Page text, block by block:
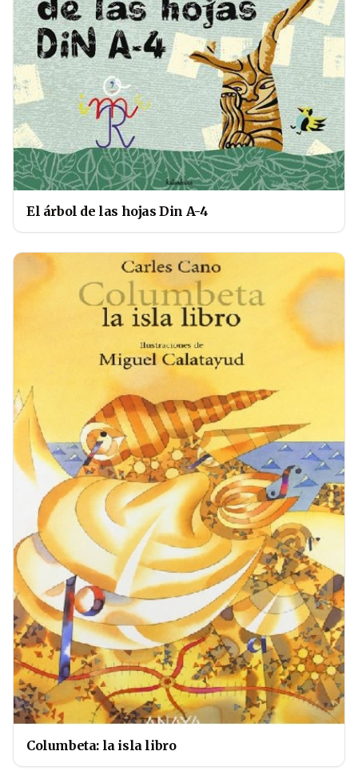
El árbol de las hojas Din A-4
Columbeta: la isla libro